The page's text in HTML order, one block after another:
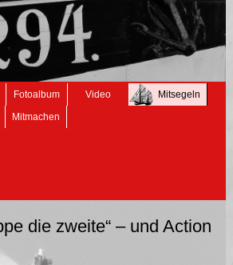
Fotoalbum Video
Mitsegeln
Mitmachen
die zweite“ – und Action